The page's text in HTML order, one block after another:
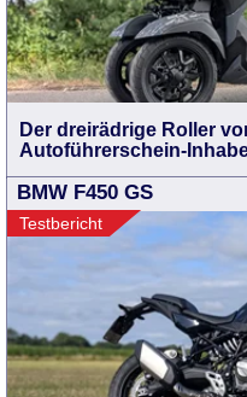
Der dreirädrige Roller
Autoführerschein-
BMW F450 GS
Testbericht